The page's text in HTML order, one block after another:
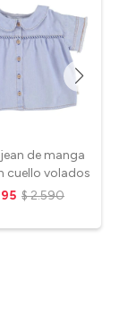
de manga
cuello volados
$2.590